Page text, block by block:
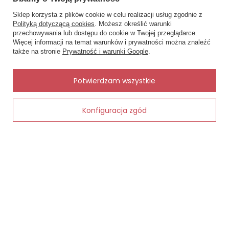
Dodaj do koszyka
MOJE ZAMÓWIENIE
Status zamówienia
Chcę zwrócić produkt
Kontakt
×
✨ Asystent zakupowy
Napisz czego szukasz — pokażę
gotowe propozycje.
Sklep korzysta z plików cookie w celu realizacji usług zgodnie z
Polityką dotyczącą cookies. Możesz określić warunki
przechowywania lub dostępu do cookie w Twojej przeglądarce.
Więcej informacji na temat warunków i prywatności można znaleźć
także na stronie Prywatność i warunki Google.
Konfiguracja zgód
Potwierdzam wszystkie